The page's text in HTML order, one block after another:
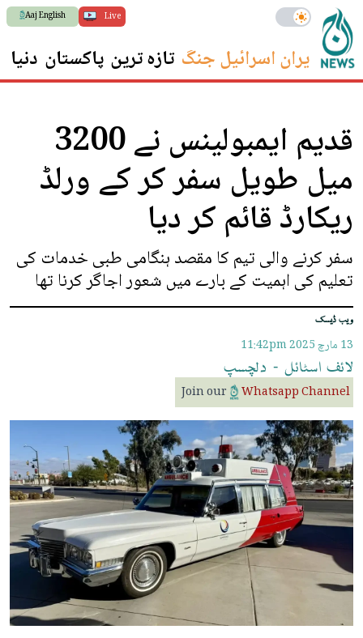
Live
Aaj English
ایران اسرائیل جنگ تازہ ترین پاکستان دنیا
قدیم ایمبولینس نے 3200
میل طویل سفر کر کے ورلڈ
ریکارڈ قائم کر دیا
سفر کرنے والی تیم کا مقصد ہنگامی طبی خدمات کی
تعلیم کی اہمیت کے بارے میں شعور اجاگر کرنا تھا
ویب ڈیسک
13 مارچ 2025 11:42pm
لائف اسٹائل - دلچسپ
Join our Whatsapp Channel